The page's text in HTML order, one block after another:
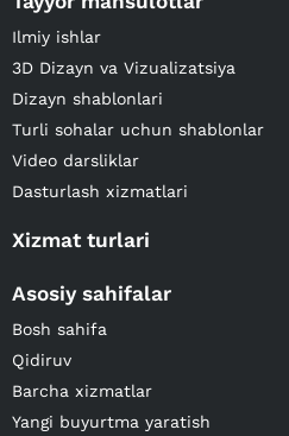
Ilmiy ishlar
3D Dizayn va Vizualizatsiya
Dizayn shablonlari
Turli sohalar uchun shablonlar
Video darsliklar
Dasturlash xizmatlari
Xizmat turlari
Asosiy sahifalar
Bosh sahifa
Qidiruv
Barcha xizmatlar
Yangi buyurtma yaratish